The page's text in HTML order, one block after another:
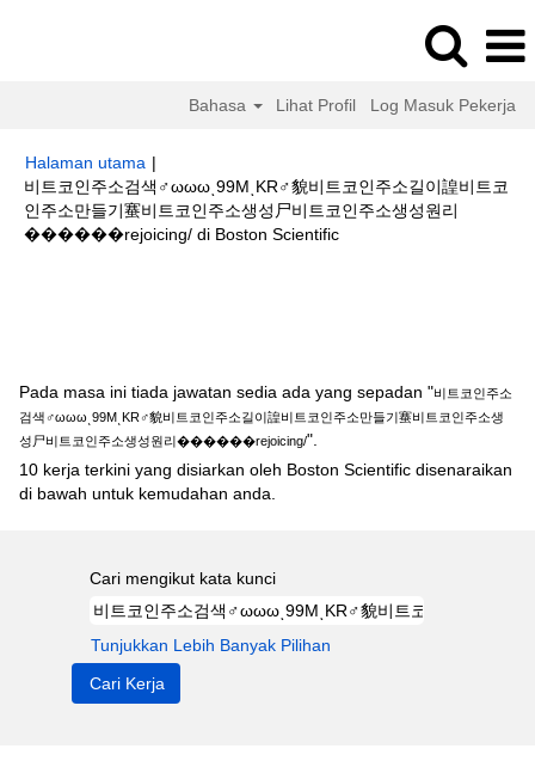
Bahasa Lihat Profil Log Masuk Pekerja
Halaman utama |
비트코인주소검색♂ωωωͺ99MͺKR♂貌비트코인주소길이諻비트코
인주소만들기䗙비트코인주소생성尸비트코인주소생성원리
����‍��rejoicing/ di Boston Scientific(halaman
Pada masa ini tiada jawatan sedia ada yang sepadan "비트코인주소
검색♂ωωωͺ99MͺKR♂貌비트코인주소길이諻비트코인주소만들기䗙비트코인주소생
성尸비트코인주소생성원리����‍��rejoicing/".
10 kerja terkini yang disiarkan oleh Boston Scientific disenaraikan
di bawah untuk kemudahan anda.
Cari mengikut kata kunci
Tunjukkan Lebih Banyak Pilihan